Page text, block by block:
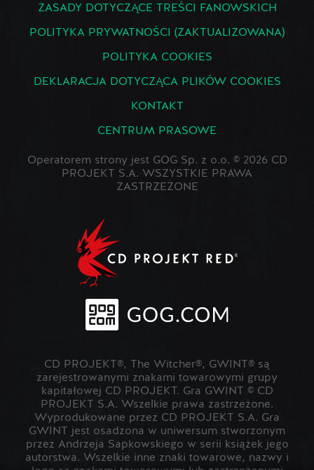
ZASADY DOTYCZĄCE TREŚCI FANOWSKICH
POLITYKA PRYWATNOŚCI (ZAKTUALIZOWANA)
POLITYKA COOKIES
DEKLARACJA DOTYCZĄCA PLIKÓW COOKIES
KONTAKT
CENTRUM PRASOWE
Operatorem strony jest GOG Sp. z o.o. © 2026 CD
PROJEKT S.A. WSZYSTKIE PRAWA
ZASTRZEŻONE
CD PROJEKT®, The Witcher®, GWINT® są
zarejestrowanymi znakami towarowymi grupy
kapitałowej CD PROJEKT. Gra GWINT © CD
PROJEKT S.A. Wszelkie prawa zastrzeżone.
Wyprodukowane przez CD PROJEKT S.A. Gra
GWINT jest osadzona w uniwersum stworzonym
przez Andrzeja Sapkowskiego w serii książek jego
autorstwa. Wszelkie inne znaki towarowe, nazwy i